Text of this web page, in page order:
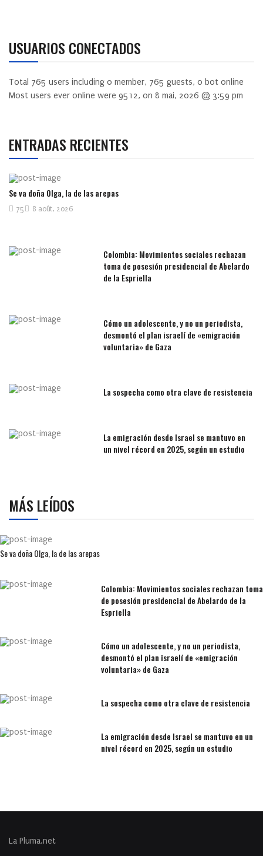
USUARIOS CONECTADOS
Total 765 users including 0 member, 765 guests, 0 bot online
Most users ever online were 9512, on 8 mai, 2026 @ 3:59 pm
ENTRADAS RECIENTES
Se va doña Olga, la de las arepas
8 août, 2026
75
Colombia: Movimientos sociales rechazan
toma de posesión presidencial de Abelardo
de la Espriella
Cómo un adolescente, y no un periodista,
desmontó el plan israelí de «emigración
voluntaria» de Gaza
La sospecha como otra clave de resistencia
La emigración desde Israel se mantuvo en
un nivel récord en 2025, según un estudio
MÁS LEÍDOS
Se va doña Olga, la de las arepas
Colombia: Movimientos sociales rechazan toma
de posesión presidencial de Abelardo de la
Espriella
Cómo un adolescente, y no un periodista,
desmontó el plan israelí de «emigración
voluntaria» de Gaza
La sospecha como otra clave de resistencia
La emigración desde Israel se mantuvo en un
nivel récord en 2025, según un estudio
La Pluma.net